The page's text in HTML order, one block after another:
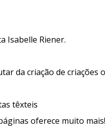
Isabelle Riener.
da criação de criações
têxteis
oferece muito mais!